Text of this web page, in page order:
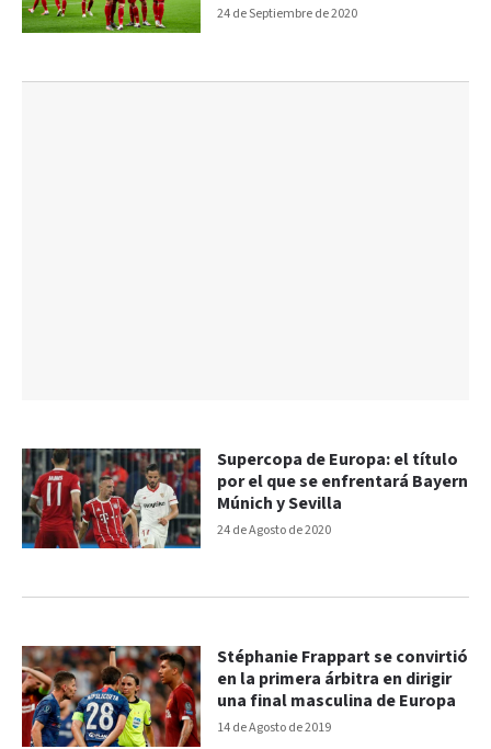
24 de Septiembre de 2020
24 de Agosto de 2020
Supercopa de Europa: el título
por el que se enfrentará Bayern
Múnich y Sevilla
14 de Agosto de 2019
Stéphanie Frappart se convirtió
en la primera árbitra en dirigir
una final masculina de Europa